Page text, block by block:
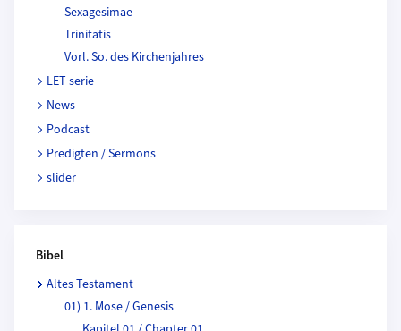
Sexagesimae
Trinitatis
Vorl. So. des Kirchenjahres
LET serie
News
Podcast
Predigten / Sermons
slider
Bibel
Altes Testament
01) 1. Mose / Genesis